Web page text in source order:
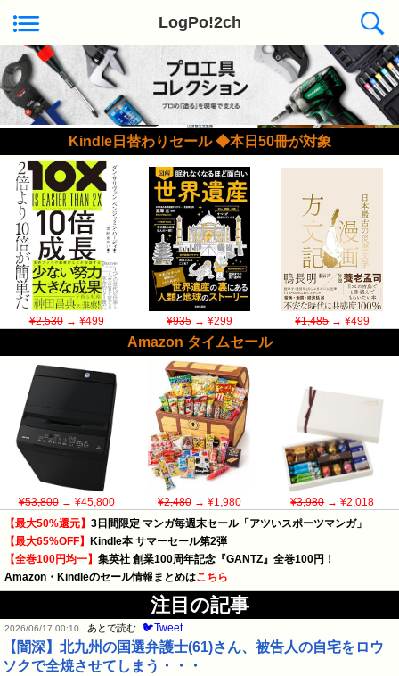
LogPo!2ch
Kindle日替わりセール ◆本日50冊が対象
¥2,530→ ¥499 ¥935→ ¥299 ¥1,485→ ¥499
Amazon タイムセール
¥53,800→ ¥45,800 ¥2,480→ ¥1,980 ¥3,980→ ¥2,018
【最大50%還元】 3日間限定 マンガ毎週末セール「アツいスポーツマンガ」
【最大65%OFF】
Kindle本 サマーセール第2弾
【全巻100円均一】 集英社 創業100周年記念『GANTZ』全巻100円！
Amazon・Kindleのセール情報まとめはこちら
注目の記事
2026/06/17 00:10 あとで読む 🐦Tweet
【闇深】北九州の国選弁護士(61)さん、被告人の自宅をロウ
ソクで全焼させてしまう・・・